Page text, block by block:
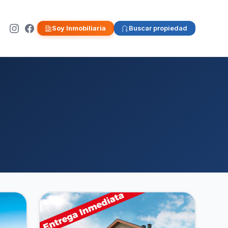
Soy Inmobiliaria Buscar propiedad